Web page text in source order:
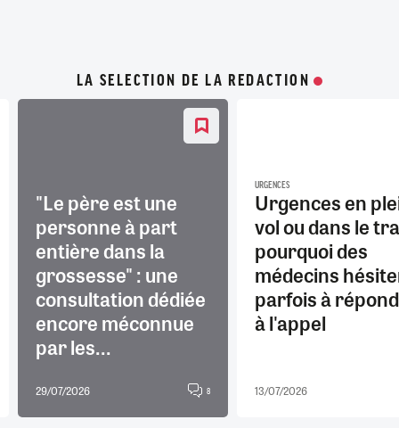
LA SELECTION DE LA REDACTION
"Le père est une
personne à part
entière dans la
grossesse" : une
consultation dédiée
encore méconnue
par les...
29/07/2026 8
URGENCES
Urgences en
vol ou dans le
pourquoi des
médecins
parfois à
à l'appel
13/07/2026